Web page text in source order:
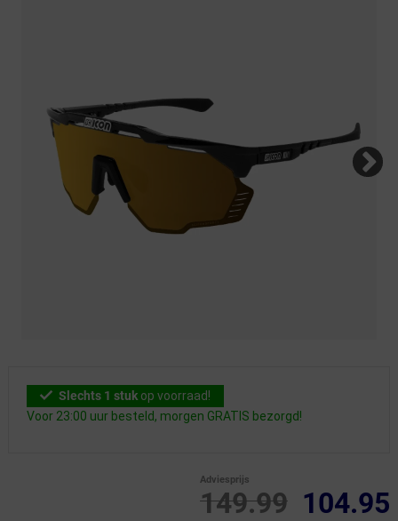
Slechts 1 stuk op voorraad!
Voor 23:00 uur besteld, morgen GRATIS bezorgd!
149.99
Adviesprijs
104.95